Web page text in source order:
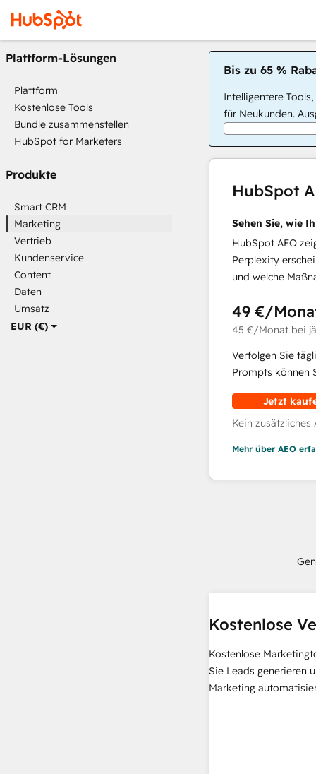
EUR (€)
Plattform-Lösungen
Plattform
Kostenlose Tools
Bundle zusammenstellen
HubSpot for Marketers
Produkte
Smart CRM
Marketing
Vertrieb
Kundenservice
Content
Daten
Umsatz
Bis zu 65 %
Intelligentere
für Neukunden.
HubSpot
Sehen Sie, wie
HubSpot AEO
Perplexity
und welche
49 €/
45 €/Monat bei
Verfolgen Sie
Prompts können
Jetzt
Kein
Mehr über AEO
Kostenlose
Kostenlose
Sie Leads generieren
Marketing